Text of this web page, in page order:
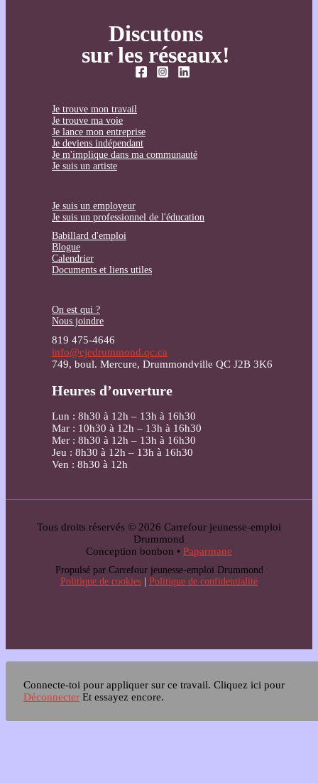
Discutons
sur les réseaux!
Je trouve mon travail
Je trouve ma voie
Je lance mon entreprise
Je deviens indépendant
Je m'implique dans ma communauté
Je suis un artiste
Je suis un employeur
Je suis un professionnel de l'éducation
Babillard d'emploi
Blogue
Calendrier
Documents et liens utiles
On est qui ?
Nous joindre
819 475-4646
info@cjedrummond.qc.ca
749, boul. Mercure, Drummondville QC J2B 3K6
Heures d’ouverture
Lun : 8h30 à 12h – 13h à 16h30
Mar : 10h30 à 12h – 13h à 16h30
Mer : 8h30 à 12h – 13h à 16h30
Jeu : 8h30 à 12h – 13h à 16h30
Ven : 8h30 à 12h
Tous droits réservés © 2026 Carrefour jeunesse-emploi
Drummond
Conception bonbon • Paparmane
Propulsé par Carrefour jeunesse-emploi Drummond
Politique de cookies
Politique de confidentialité
Connecte-toi pour appliquer sur ce travail. Cliquez ici pour
Déconnecter Et essayez encore.